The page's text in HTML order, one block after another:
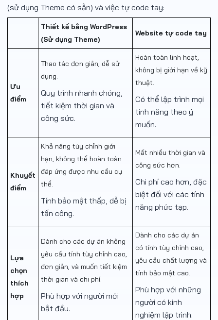
(sử dụng Theme có sẵn) và việc tự code tay:
Thiết kế bằng WordPress
(Sử dụng Theme)
Website tự code tay
Ưu
điểm
Thao tác đơn giản, dễ sử
dụng.
Quy trình nhanh chóng,
tiết kiệm thời gian và
công sức.
Hoàn toàn linh hoạt,
không bị giới hạn về kỹ
thuật.
Có thể lập trình mọi
tính năng theo ý
muốn.
Khuyết
điểm
Khả năng tùy chỉnh giới
hạn, không thể hoàn toàn
đáp ứng được nhu cầu cụ
thể.
Tính bảo mật thấp, dễ bị
tấn công.
Mất nhiều thời gian và
công sức hơn.
Chi phí cao hơn, đặc
biệt đối với các tính
năng phức tạp.
Lựa
chọn
thích
hợp
Dành cho các dự án không
yêu cầu tính tùy chỉnh cao,
đơn giản, và muốn tiết kiệm
thời gian và chi phí.
Phù hợp với người mới
bắt đầu.
Dành cho các dự án
có tính tùy chỉnh cao,
yêu cầu chất lượng và
tính bảo mật cao.
Phù hợp với những
người có kinh
nghiệm lập trình.